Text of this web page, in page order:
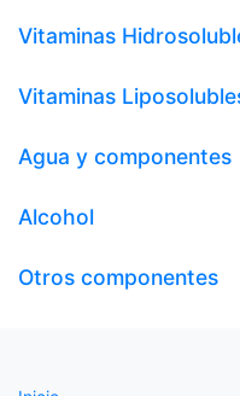
Vitaminas
Vitaminas
Agua y componentes
Alcohol
Otros componentes